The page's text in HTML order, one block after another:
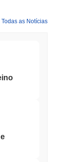
Todas as Notícias